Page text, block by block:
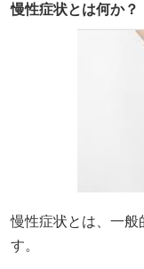
慢性症状とは何か？
慢性症状とは、一般
す。